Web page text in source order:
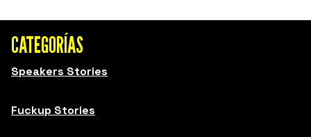
CATEGORÍAS
Speakers Stories
Fuckup Stories